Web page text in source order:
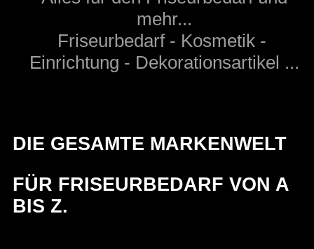
mehr...
Friseurbedarf - Kosmetik -
Einrichtung - Dekorationsartikel ...
DIE GESAMTE MARKENWELT
FÜR FRISEURBEDARF VON A
BIS Z.